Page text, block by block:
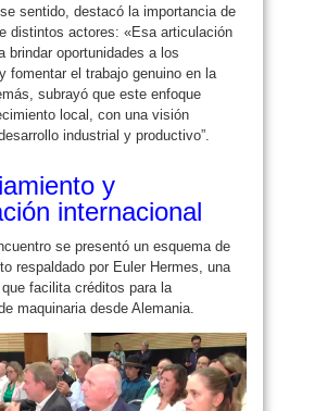
sentido, destacó la importancia de
distintos actores: «Esa articulación
brindar oportunidades a los
fomentar el trabajo genuino en la
subrayó que este enfoque
local, con una visión
industrial y productivo”.
y
internacional
se presentó un esquema de
respaldado por Euler Hermes, una
facilita créditos para la
maquinaria desde Alemania.